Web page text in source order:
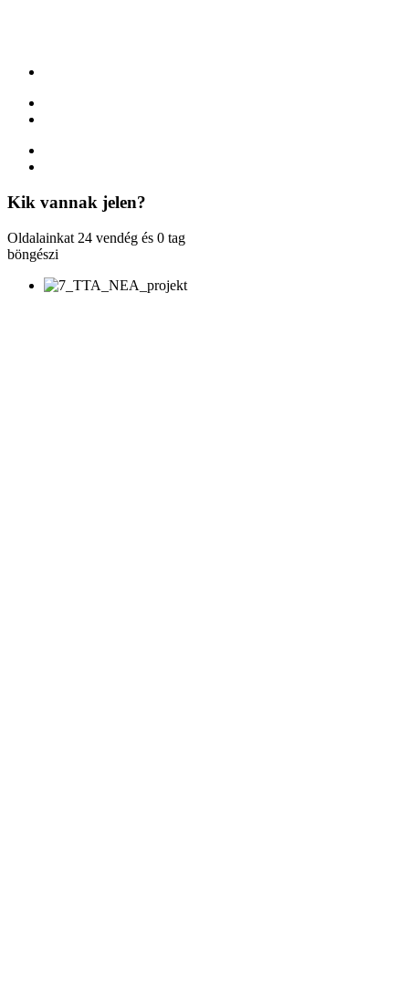
Kik vannak jelen?
Oldalainkat 24 vendég és 0 tag
böngészi